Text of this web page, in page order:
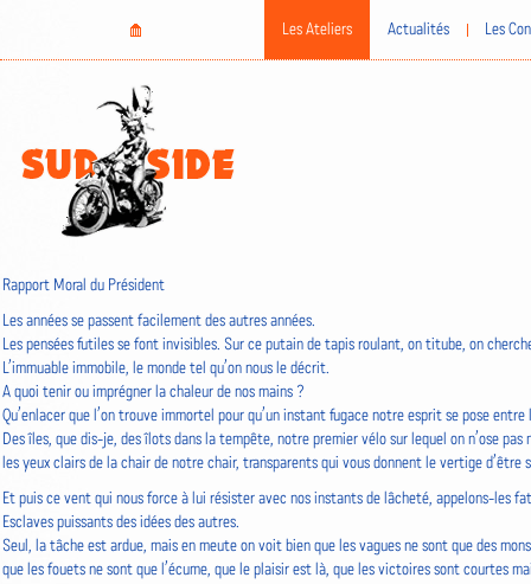
contenu
Home
Les Ateliers Actualités Les
Rapport Moral du Président
Les années se passent facilement des autres années.
Les pensées futiles se font invisibles. Sur ce putain de tapis roulant, on titube, on
L’immuable immobile, le monde tel qu’on nous le décrit.
A quoi tenir ou imprégner la chaleur de nos mains ?
Qu’enlacer que l’on trouve immortel pour qu’un instant fugace notre esprit se pose
Des îles, que dis-je, des îlots dans la tempête, notre premier vélo sur lequel on n’ose pas
les yeux clairs de la chair de notre chair, transparents qui vous donnent le vertige d’être
Et puis ce vent qui nous force à lui résister avec nos instants de lâcheté, appelons-les
Esclaves puissants des idées des autres.
Seul, la tâche est ardue, mais en meute on voit bien que les vagues ne sont que des
que les fouets ne sont que l’écume, que le plaisir est là, que les victoires sont courtes